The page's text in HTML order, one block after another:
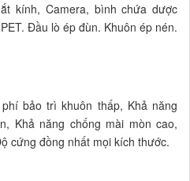
kính, Camera, bình chứa dược
Đầu lò ép đùn. Khuôn ép nén.
bảo trì khuôn thấp, Khả năng
Khả năng chống mài mòn cao,
cứng đồng nhất mọi kích thước.